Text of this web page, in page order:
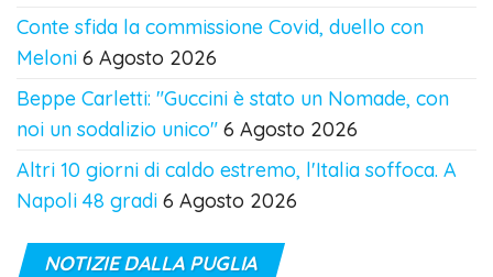
Conte sfida la commissione Covid, duello con
Meloni 6 Agosto 2026
Beppe Carletti: "Guccini è stato un Nomade, con
noi un sodalizio unico" 6 Agosto 2026
Altri 10 giorni di caldo estremo, l'Italia soffoca. A
Napoli 48 gradi 6 Agosto 2026
NOTIZIE DALLA PUGLIA